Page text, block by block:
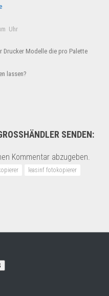
Uhr
Drucker Modelle die pro Palette
lassen?
SENDEN:
Kommentar abzugeben.
leasinf fotokopierer